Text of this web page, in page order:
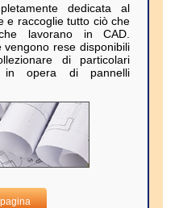
dedicata al
e raccoglie tutto ciò che
lavorano in CAD.
rese disponibili
di particolari
opera di pannelli